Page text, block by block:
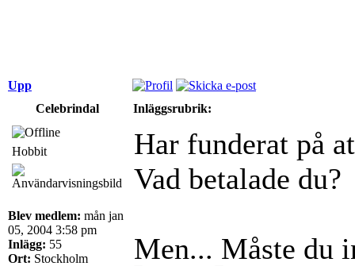
Upp
Celebrindal
Inläggsrubrik:
Hobbit
Blev medlem: mån jan
05, 2004 3:58 pm
Inlägg: 55
Ort: Stockholm
Har funderat på
Vad betalade du?
Men... Måste du